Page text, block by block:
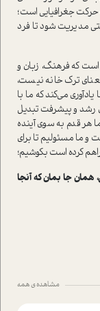
جغرافیایی است؛
مدیریت شود تا فرد
که فرهنگ، زبان و
ترک خانه نیست،
می‌کند که ما با
رشد و پیشرفت تبدیل
هر قدم به سوی آینده
و ما مسئولیم تا برای
کرده است بکوشیم؛
همان جا بمان که آنجا
مشاهده ی همه